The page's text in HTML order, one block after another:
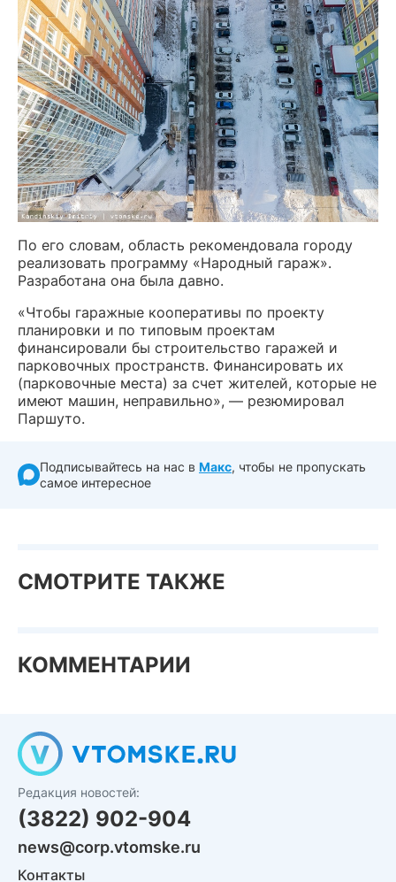
По его словам, область рекомендовала городу
реализовать программу «Народный гараж».
Разработана она была давно.
«Чтобы гаражные кооперативы по проекту
планировки и по типовым проектам
финансировали бы строительство гаражей и
парковочных пространств. Финансировать их
(парковочные места) за счет жителей, которые не
имеют машин, неправильно», — резюмировал
Паршуто.
Подписывайтесь на нас в Макс, чтобы не пропускать
самое интересное
СМОТРИТЕ ТАКЖЕ
КОММЕНТАРИИ
Редакция новостей:
(3822) 902-904
news@corp.vtomske.ru
Контакты